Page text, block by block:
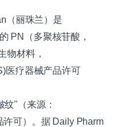
（丽珠兰）是
PN（多聚核苷酸，
物材料，
医疗器械产品许可
"（来源：
可）。据 Daily Pharm